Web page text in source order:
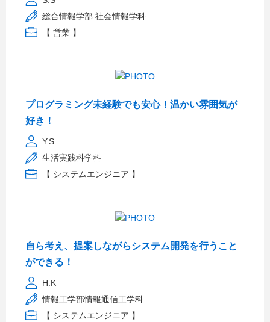
総合情報学部 社会情報学科
【 営業 】
プログラミング未経験でも安心！温かい雰囲気が
好き！
Y.S
生活実践科学科
【 システムエンジニア 】
自ら考え、提案しながらシステム開発を行うこと
ができる！
H.K
情報工学部情報通信工学科
【 システムエンジニア 】